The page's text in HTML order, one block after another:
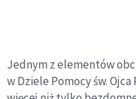
Jednym z elementów
w Dziele Pomocy św.